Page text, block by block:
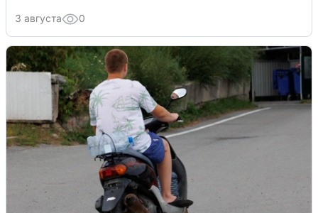
3 августа 0